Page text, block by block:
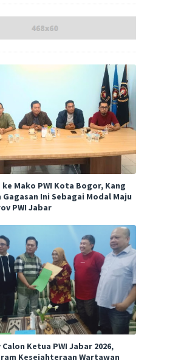
Mako PWI Kota Bogor, Kang
Gagasan Ini Sebagai Modal Maju
PWI Jabar
Ketua PWI Jabar 2026,
Kesejahteraan Wartawan